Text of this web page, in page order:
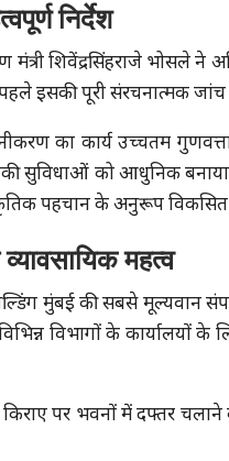
निर्देश
मंत्री शिवेंद्रसिंहराजे भोसले ने
इसकी पूरी संरचनात्मक जांच
का कार्य उच्चतम
सुविधाओं को आधुनिक बनाया
पहचान के अनुरूप विकसित
महत्व
मुंबई की सबसे मूल्यवान
विभागों के
पर भवनों में दफ्तर